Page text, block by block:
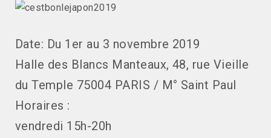
Date: Du 1er au 3 novembre 2019
Halle des Blancs Manteaux, 48, rue Vieille
du Temple 75004 PARIS / M° Saint Paul
Horaires :
vendredi 15h-20h